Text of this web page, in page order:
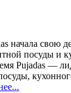
начала свою
посуды и
Pujadas —